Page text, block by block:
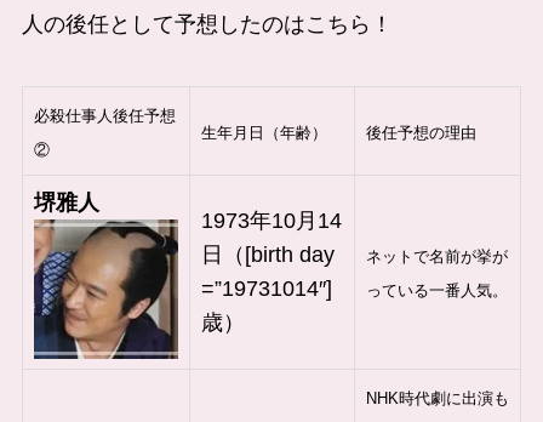
人の後任として予想したのはこちら！
必殺仕事人後任予想
②
生年月日（年齢） 後任予想の理由
堺雅人
1973年10月14
日（[birth day
=”19731014″]
歳）
ネットで名前が挙が
っている一番人気。
NHK時代劇に出演も